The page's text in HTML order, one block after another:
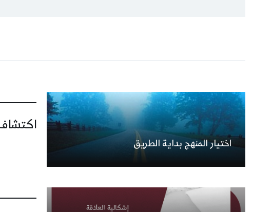
اختيار المنهج بداية الطريق